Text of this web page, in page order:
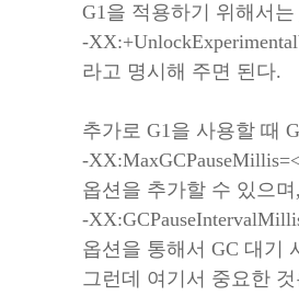
G1을 적용하기 위해서는
-
라고 명시해 주면 된다.
추가로 G1을 사용할 때
-
옵션을 추가할 수 있으며,
-
옵션을 통해서 GC 대기
그런데 여기서 중요한 것